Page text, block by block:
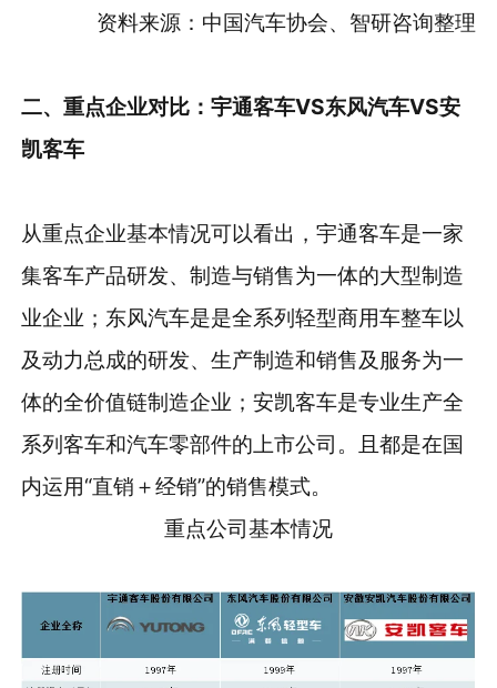
资料来源：中国汽车协会、智研咨询整理
二、重点企业对比：宇通客车VS东风汽车VS安
凯客车
从重点企业基本情况可以看出，宇通客车是一家
集客车产品研发、制造与销售为一体的大型制造
业企业；东风汽车是是全系列轻型商用车整车以
及动力总成的研发、生产制造和销售及服务为一
体的全价值链制造企业；安凯客车是专业生产全
系列客车和汽车零部件的上市公司。且都是在国
内运用“直销＋经销”的销售模式。
重点公司基本情况